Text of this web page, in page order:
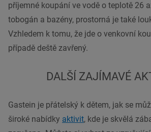
příjemné koupání ve vodě o teplotě 26
tobogán a bazény, prostorná je také
Vzhledem k tomu, že jde o venkovní
případě deště zavřený.
DALŠÍ ZAJÍMAVÉ
Gastein je přátelský k dětem, jak se
široké nabídky aktivit, kde je skvělá